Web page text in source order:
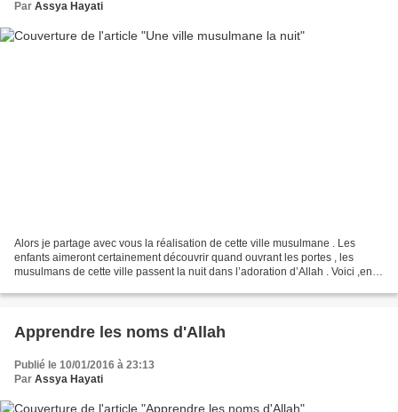
Par Assya Hayati
Alors je partage avec vous la réalisation de cette ville musulmane . Les
enfants aimeront certainement découvrir quand ouvrant les portes , les
musulmans de cette ville passent la nuit dans l’adoration d’Allah . Voici ,en
Apprendre les noms d'Allah
Publié le 10/01/2016 à 23:13
Par Assya Hayati